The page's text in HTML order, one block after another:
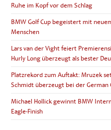
Ruhe im Kopf vor dem Schlag
BMW Golf Cup begeistert mit
Menschen
Lars van der Vight feiert
Hurly Long überzeugt als bester
Platzrekord zum Auftakt: Mruzek
Schmidt überzeugt bei der German
Michael Hollick gewinnt BMW
Eagle-Finish